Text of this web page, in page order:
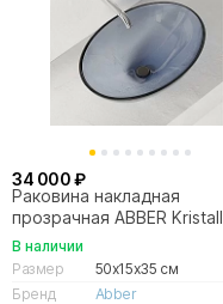
34 000 ₽
Раковина накладная
прозрачная ABBER Kristall
AT2802Saphir синяя
В наличии
Размер
50x15x35 см
Бренд
Abber